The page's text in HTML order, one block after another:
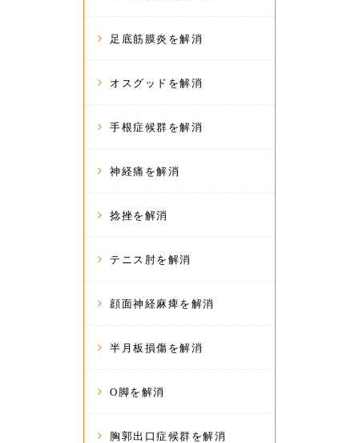
足底筋膜炎を解消
オスグッドを解消
手根症候群を解消
神経痛を解消
捻挫を解消
テニス肘を解消
顔面神経麻痺を解消
半月板損傷を解消
O脚を解消
胸郭出口症候群を解消